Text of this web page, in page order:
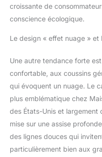
croissante de
conscience écologique.
Le design « effet nuage » et
Une autre tendance forte
confortable, aux coussins
qui évoquent un nuage. Le
plus emblématique chez
des États-Unis et largement
mise sur une assise
des lignes douces qui
particulièrement bien aux